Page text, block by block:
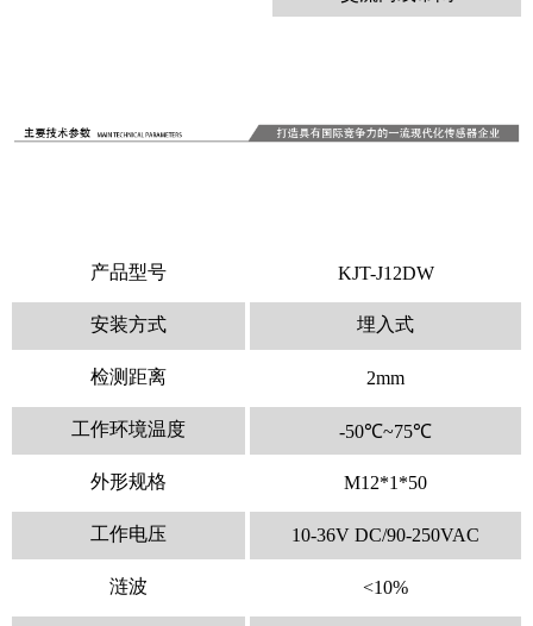
产品型号 KJT-J12DW
安装方式 埋入式
检测距离 2mm
工作环境温度 -50℃~75℃
外形规格 M12*1*50
工作电压 10-36V DC/90-250VAC
涟波 <10%